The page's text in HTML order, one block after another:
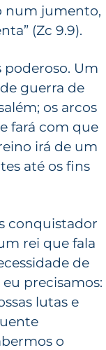
num jumento,
(Zc 9.9).
poderoso. Um
guerra de
os arcos
fará com que
irá de um
até os fins
conquistador
rei que fala
de
precisamos:
lutas e
o